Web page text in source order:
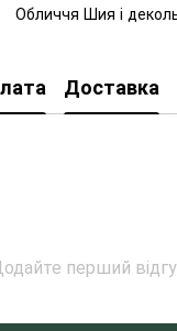
Обличчя Шия і
Доставка
перший